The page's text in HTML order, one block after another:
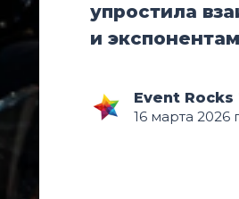
упростила
и
Event Rocks
16 марта 2026